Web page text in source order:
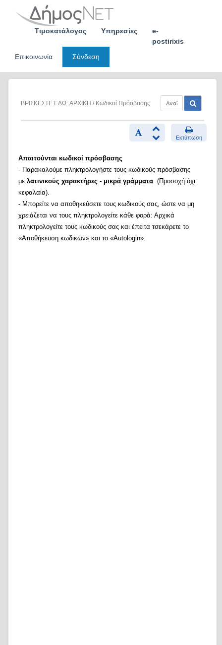
Τιμοκατάλογος Υπηρεσίες
e-
postirixis
Επικοινωνία
Σύνδεση
ΒΡΙΣΚΕΣΤΕ ΕΔΩ: ΑΡΧΙΚΗ / Κωδικοί Πρόσβασης
Εκτύπωση
Απαιτούνται κωδικοί πρόσβασης
- Παρακαλούμε πληκτρολογήστε τους κωδικούς πρόσβασης
με λατινικούς χαρακτήρες - μικρά γράμματα(Προσοχή όχι
κεφαλαία).
- Μπορείτε να αποθηκεύσετε τους κωδικούς σας, ώστε να μη
χρειάζεται να τους πληκτρολογείτε κάθε φορά: Αρχικά
πληκτρολογείτε τους κωδικούς σας και έπειτα τσεκάρετε το
«Αποθήκευση κωδικών» και το «Autologin».